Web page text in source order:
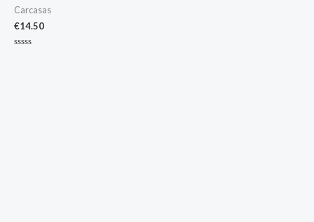
Carcasas
€14.50